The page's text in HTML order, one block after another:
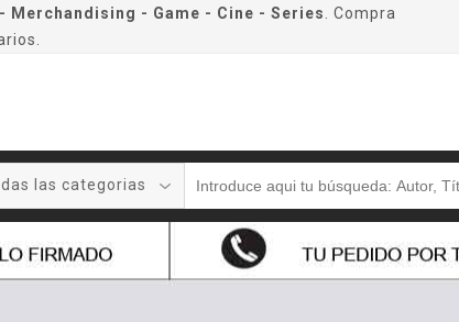
Merchandising - Game - Cine - Series
. Compra
las categorias